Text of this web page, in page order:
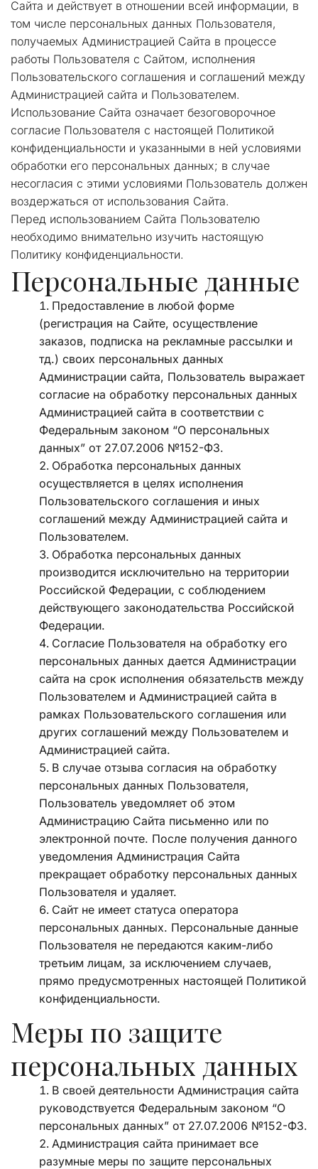
Сайта и действует в отношении всей информации, в
том числе персональных данных Пользователя,
получаемых Администрацией Сайта в процессе
работы Пользователя с Сайтом, исполнения
Пользовательского соглашения и соглашений между
Администрацией сайта и Пользователем.
Использование Сайта означает безоговорочное
согласие Пользователя с настоящей Политикой
конфиденциальности и указанными в ней условиями
обработки его персональных данных; в случае
несогласия с этими условиями Пользователь должен
воздержаться от использования Сайта.
Перед использованием Сайта Пользователю
необходимо внимательно изучить настоящую
Политику конфиденциальности.
Персональные данные
Предоставление в любой форме
(регистрация на Сайте, осуществление
заказов, подписка на рекламные рассылки и
тд.) своих персональных данных
Администрации сайта, Пользователь выражает
согласие на обработку персональных данных
Администрацией сайта в соответствии с
Федеральным законом “О персональных
данных” от 27.07.2006 №152-ФЗ.
Обработка персональных данных
осуществляется в целях исполнения
Пользовательского соглашения и иных
соглашений между Администрацией сайта и
Пользователем.
Обработка персональных данных
производится исключительно на территории
Российской Федерации, с соблюдением
действующего законодательства Российской
Федерации.
Согласие Пользователя на обработку его
персональных данных дается Администрации
сайта на срок исполнения обязательств между
Пользователем и Администрацией сайта в
рамках Пользовательского соглашения или
других соглашений между Пользователем и
Администрацией сайта.
В случае отзыва согласия на обработку
персональных данных Пользователя,
Пользователь уведомляет об этом
Администрацию Сайта письменно или по
электронной почте. После получения данного
уведомления Администрация Сайта
прекращает обработку персональных данных
Пользователя и удаляет.
Сайт не имеет статуса оператора
персональных данных. Персональные данные
Пользователя не передаются каким-либо
третьим лицам, за исключением случаев,
прямо предусмотренных настоящей Политикой
конфиденциальности.
Меры по защите
персональных данных
В своей деятельности Администрация сайта
руководствуется Федеральным законом “О
персональных данных” от 27.07.2006 №152-ФЗ.
Администрация сайта принимает все
разумные меры по защите персональных